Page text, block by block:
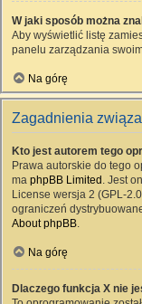
W jaki sposób można
Aby wyświetlić listę
panelu zarządzania
Na górę
Zagadnienia
Kto jest autorem tego
Prawa autorskie do tego
ma phpBB Limited . Jest
License wersja 2 (GPL-
ograniczeń
About phpBB.
Na górę
Dlaczego funkcja X nie